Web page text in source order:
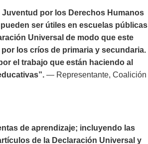
por los Derechos Humanos
ser útiles en escuelas públicas
Universal de modo que este
los críos de primaria y secundaria.
el trabajo que están haciendo al
— Representante, Coalición
de aprendizaje; incluyendo las
de la Declaración Universal y